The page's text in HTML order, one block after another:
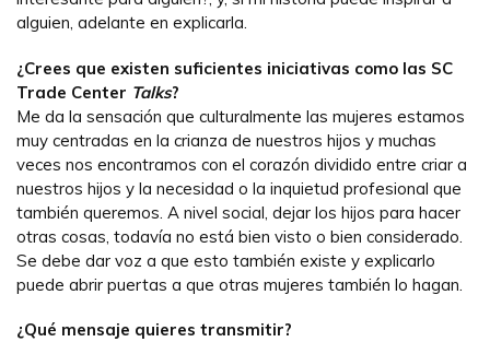
alguien, adelante en explicarla.
¿Crees que existen suficientes iniciativas como las SC
Trade Center Talks?
Me da la sensación que culturalmente las mujeres estamos
muy centradas en la crianza de nuestros hijos y muchas
veces nos encontramos con el corazón dividido entre criar a
nuestros hijos y la necesidad o la inquietud profesional que
también queremos. A nivel social, dejar los hijos para hacer
otras cosas, todavía no está bien visto o bien considerado.
Se debe dar voz a que esto también existe y explicarlo
puede abrir puertas a que otras mujeres también lo hagan.
¿Qué mensaje quieres transmitir?